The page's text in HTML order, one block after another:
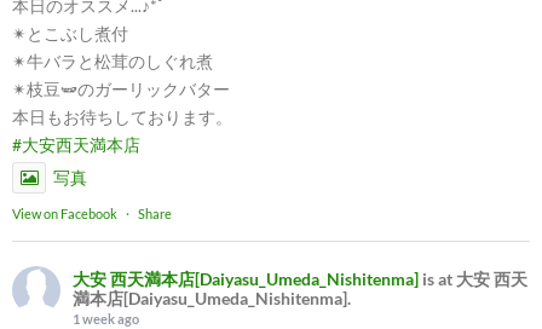
本日のオススメ...♪*ﾟ
✴︎とこぶし煮付
✴︎牛バラと松茸のしぐれ煮
✴︎枝豆🫛のガーリックバター
本日もお待ちしております。
#大安西天満本店
写真
View on Facebook · Share
大安 西天満本店[Daiyasu_Umeda_Nishitenma] is at 大安 西天
満本店[Daiyasu_Umeda_Nishitenma].
1 week ago